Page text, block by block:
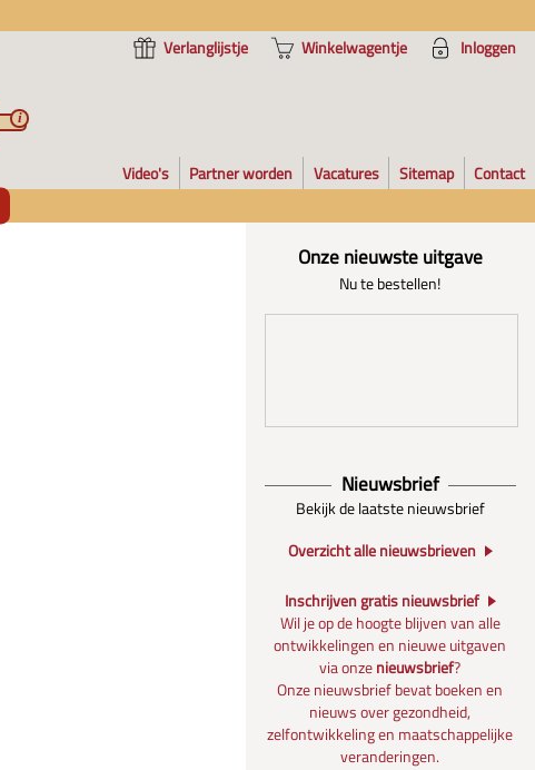
Verlanglijstje
Winkelwagentje Inloggen
i
Video's Partner worden Vacatures Sitemap Contact
Onze nieuwste uitgave
Nu te bestellen!
Nieuwsbrief
Bekijk de laatste nieuwsbrief
Overzicht alle nieuwsbrieven
Inschrijven gratis nieuwsbrief
Wil je op de hoogte blijven van alle
ontwikkelingen en nieuwe uitgaven
via onzenieuwsbrief?
Onze nieuwsbrief bevat boeken en
nieuws over gezondheid,
zelfontwikkeling en maatschappelijke
veranderingen.